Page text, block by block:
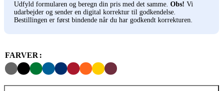
Udfyld formularen og beregn din pris med det samme. Obs! Vi
udarbejder og sender en digital korrektur til godkendelse.
Bestillingen er først bindende når du har godkendt korrekturen.
FARVER